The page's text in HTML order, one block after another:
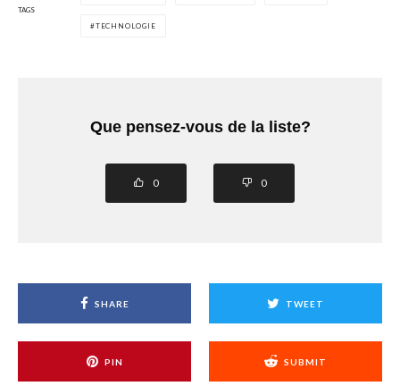
TAGS
TECHNOLOGIE
Que pensez-vous de la liste?
0 0
SHARE TWEET
PIN SUBMIT